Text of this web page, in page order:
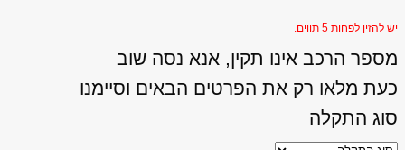
יש להזין לפחות 5 תווים.
מספר הרכב אינו תקין, אנא נסה שוב
כעת מלאו רק את הפרטים הבאים וסיימנו
סוג התקלה